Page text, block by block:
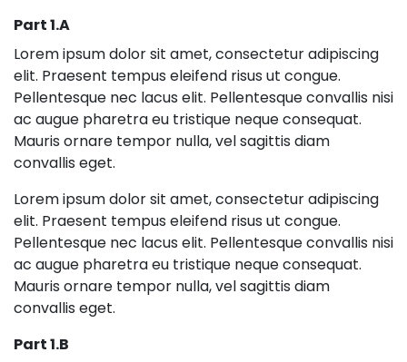
Part 1.a
Lorem ipsum dolor sit amet, consectetur adipiscing
elit. Praesent tempus eleifend risus ut congue.
Pellentesque nec lacus elit. Pellentesque convallis nisi
ac augue pharetra eu tristique neque consequat.
Mauris ornare tempor nulla, vel sagittis diam
convallis eget.
Lorem ipsum dolor sit amet, consectetur adipiscing
elit. Praesent tempus eleifend risus ut congue.
Pellentesque nec lacus elit. Pellentesque convallis nisi
ac augue pharetra eu tristique neque consequat.
Mauris ornare tempor nulla, vel sagittis diam
convallis eget.
Part 1.b